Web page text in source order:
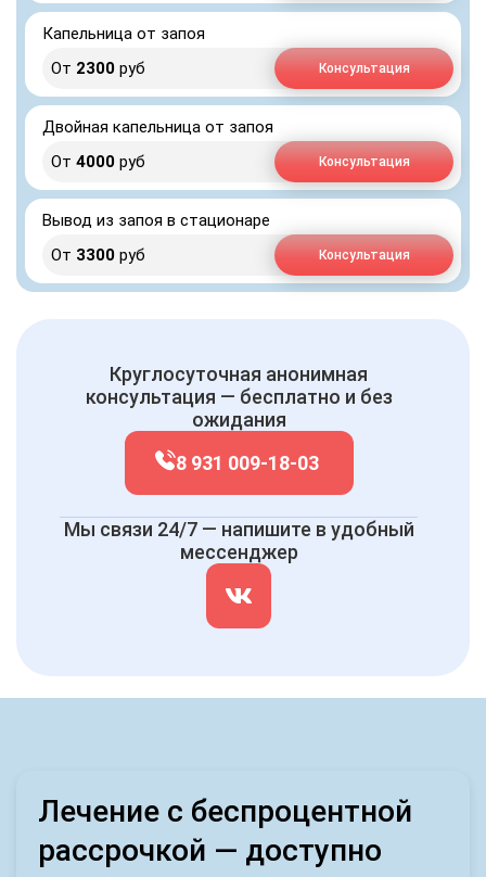
Капельница от запоя
От 2300 руб Консультация
Двойная капельница от запоя
От 4000 руб Консультация
Вывод из запоя в стационаре
От 3300 руб Консультация
Круглосуточная анонимная
консультация — бесплатно и без
ожидания
8 931 009-18-03
Мы связи 24/7 — напишите в удобный
мессенджер
Лечение с беспроцентной
рассрочкой — доступно